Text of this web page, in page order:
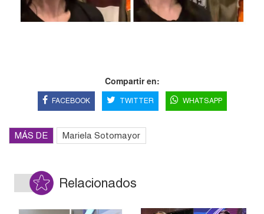
Compartir en:
FACEBOOK TWITTER WHATSAPP
MÁS DE Mariela Sotomayor
Relacionados